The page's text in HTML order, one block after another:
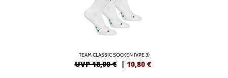
TEAM CLASSIC SOCKEN (VPE 3)
UVP 18,00 € | 10,80 €